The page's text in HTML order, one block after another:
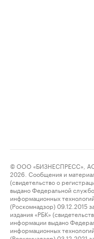
© ООО «БИЗНЕСПРЕСС»,
2026. Сообщения и
(свидетельство о
выдано Федеральной
информационных
(Роскомнадзор) 09.12.2015
издания «РБК»
информации выдано
информационных